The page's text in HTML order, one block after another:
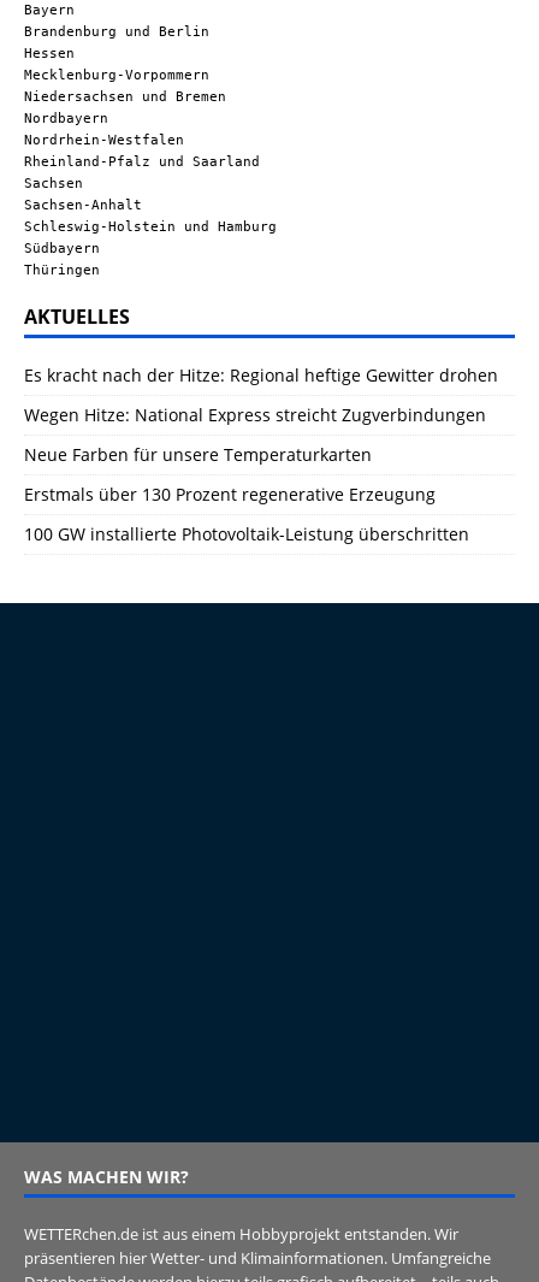
Bayern
Brandenburg und Berlin
Hessen
Mecklenburg-Vorpommern
Niedersachsen und Bremen
Nordbayern
Nordrhein-Westfalen
Rheinland-Pfalz und Saarland
Sachsen
Sachsen-Anhalt
Schleswig-Holstein und Hamburg
Südbayern
Thüringen
AKTUELLES
Es kracht nach der Hitze: Regional heftige Gewitter drohen
Wegen Hitze: National Express streicht Zugverbindungen
Neue Farben für unsere Temperaturkarten
Erstmals über 130 Prozent regenerative Erzeugung
100 GW installierte Photovoltaik-Leistung überschritten
WAS MACHEN WIR?
WETTERchen.de ist aus einem Hobbyprojekt entstanden. Wir
präsentieren hier Wetter- und Klimainformationen. Umfangreiche